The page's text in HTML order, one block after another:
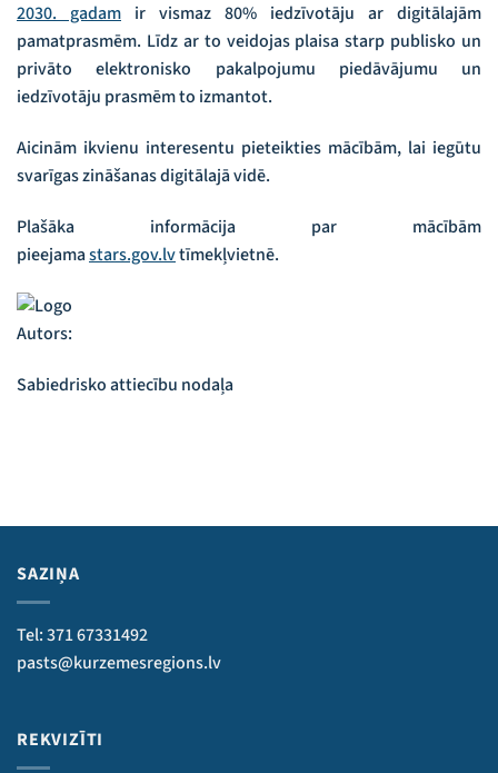
2030. gadam ir vismaz 80% iedzīvotāju ar digitālajām
pamatprasmēm. Līdz ar to veidojas plaisa starp publisko un
privāto elektronisko pakalpojumu piedāvājumu un
iedzīvotāju prasmēm to izmantot.
Aicinām ikvienu interesentu pieteikties mācībām, lai iegūtu
svarīgas zināšanas digitālajā vidē.
Plašāka informācija par mācībām
pieejamastars.gov.lvtīmekļvietnē.
Autors:
Sabiedrisko attiecību nodaļa
SAZIŅA
Tel: 371 67331492
pasts@kurzemesregions.lv
REKVIZĪTI